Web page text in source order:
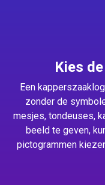
Kies
Een
zonder de
mesjes, tondeuses,
beeld te geven,
pictogrammen